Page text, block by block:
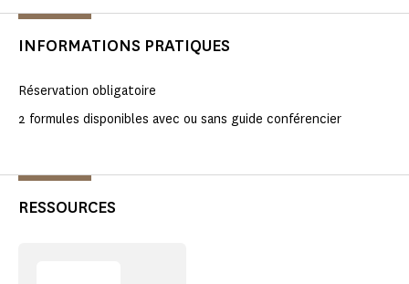
INFORMATIONS PRATIQUES
Réservation obligatoire
2 formules disponibles avec ou sans guide conférencier
RESSOURCES